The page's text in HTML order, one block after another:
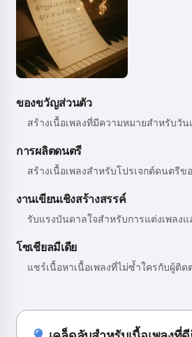
ของขวัญส่วนตัว
สร้างเนื้อเพลงที่มีความหมายสำหรับวั
การผลิตดนตรี
สร้างเนื้อเพลงสำหรับโปรเจกต์ดนตรีข
งานเขียนเชิงสร้างสรรค์
รับแรงบันดาลใจสำหรับการแต่งเพลง
โซเชียลมีเดีย
แชร์เนื้อหาเนื้อเพลงที่ไม่ซ้ำใครกับผู้ติด